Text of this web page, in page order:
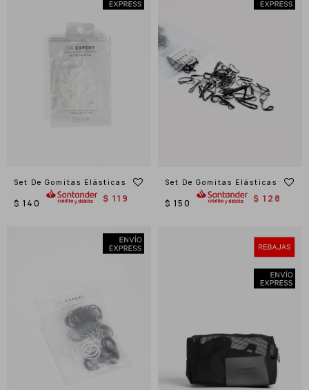
Set De Gomitas Elásticas
$ 140 $ 119
Set De Gomitas Elásticas
$ 150 $ 128